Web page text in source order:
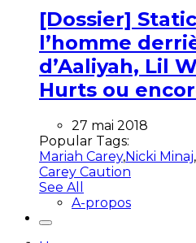
[Dossier]
l’homme
d’Aaliyah, Lil
Hurts ou
27 mai 2018
Popular Tags:
Mariah Carey,Nicki Minaj,
Carey Caution
See All
A-propos